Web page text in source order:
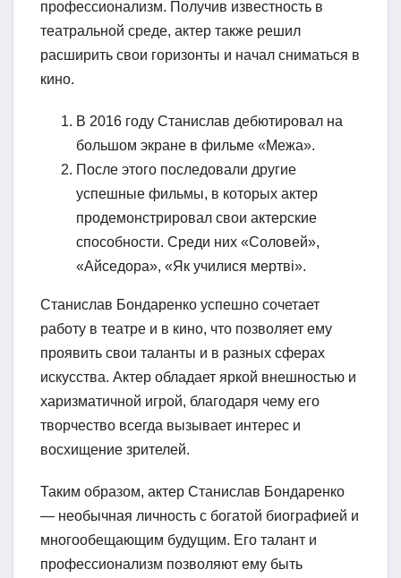
профессионализм. Получив известность в
театральной среде, актер также решил
расширить свои горизонты и начал сниматься в
кино.
В 2016 году Станислав дебютировал на
большом экране в фильме «Межа».
После этого последовали другие
успешные фильмы, в которых актер
продемонстрировал свои актерские
способности. Среди них «Соловей»,
«Айседора», «Як училися мертві».
Станислав Бондаренко успешно сочетает
работу в театре и в кино, что позволяет ему
проявить свои таланты и в разных сферах
искусства. Актер обладает яркой внешностью и
харизматичной игрой, благодаря чему его
творчество всегда вызывает интерес и
восхищение зрителей.
Таким образом, актер Станислав Бондаренко
— необычная личность с богатой биографией и
многообещающим будущим. Его талант и
профессионализм позволяют ему быть